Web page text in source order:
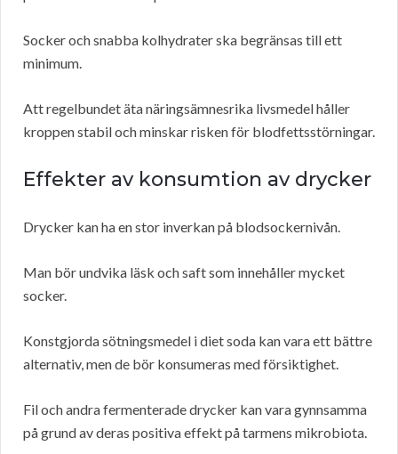
Socker och snabba kolhydrater ska begränsas till ett
minimum.
Att regelbundet äta näringsämnesrika livsmedel håller
kroppen stabil och minskar risken för blodfettsstörningar.
Effekter av konsumtion av drycker
Drycker kan ha en stor inverkan på blodsockernivån.
Man bör undvika läsk och saft som innehåller mycket
socker.
Konstgjorda sötningsmedel i diet soda kan vara ett bättre
alternativ, men de bör konsumeras med försiktighet.
Fil och andra fermenterade drycker kan vara gynnsamma
på grund av deras positiva effekt på tarmens mikrobiota.